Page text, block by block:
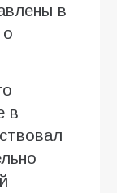
в
о
в